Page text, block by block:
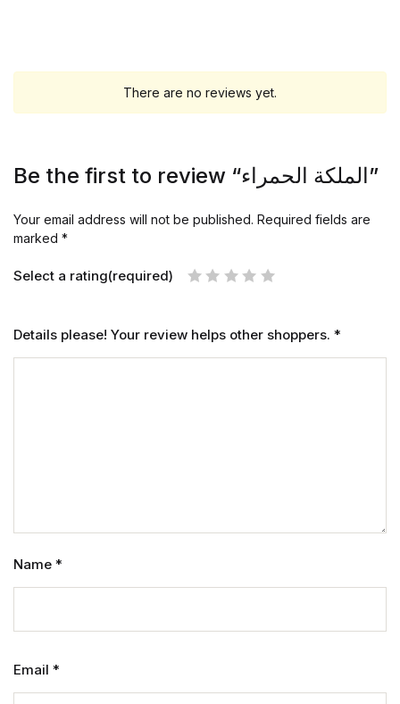
There are no reviews yet.
Be the first to review “الملكة الحمراء”
Your email address will not be published. Required fields are
marked *
Select a rating(required)
Details please! Your review helps other shoppers. *
Name *
Email *